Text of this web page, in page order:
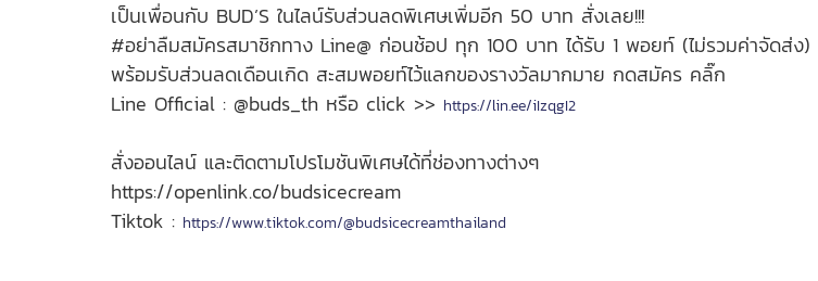
เป็นเพื่อนกับ BUD’S ในไลน์รับส่วนลดพิเศษเพิ่มอีก 50 บาท สั่งเลย!!!
#อย่าลืมสมัครสมาชิกทาง Line@ ก่อนช้อป ทุก 100 บาท ได้รับ 1 พอยท์ (ไม่รวมค่าจัดส่ง)
พร้อมรับส่วนลดเดือนเกิด สะสมพอยท์ไว้แลกของรางวัลมากมาย กดสมัคร คลิ๊ก
Line Official : @buds_th หรือ click >> https://lin.ee/iIzqgI2
สั่งออนไลน์ และติดตามโปรโมชันพิเศษได้ที่ช่องทางต่างๆ
https://openlink.co/budsicecream
Tiktok : https://www.tiktok.com/@budsicecreamthailand